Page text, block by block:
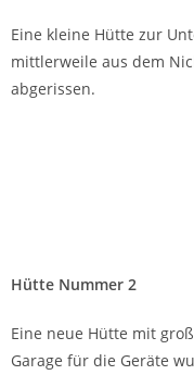
Eine kleine Hütte zur
mittlerweile aus dem
abgerissen.
Hütte Nummer 2
Eine neue Hütte mit
Garage für die Geräte